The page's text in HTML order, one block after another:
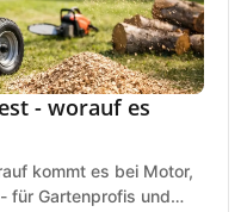
- worauf es
kommt es bei Motor,
für Gartenprofis und